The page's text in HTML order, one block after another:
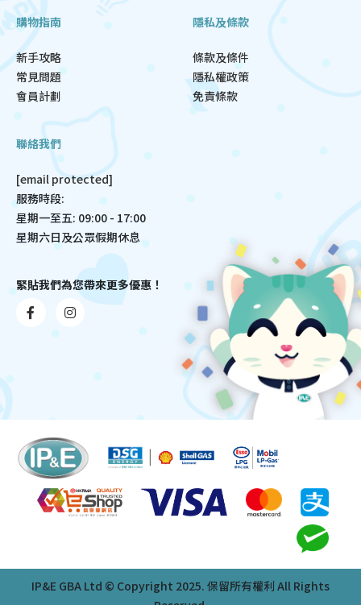
購物指南
新手攻略
常見問題
會員計劃
隱私及條款
條款及條件
隱私權政策
免責條款
聯絡我們
[email protected]
服務時段:
星期一至五: 09:00 - 17:00
星期六日及公眾假期休息
緊貼我們為您帶來更多優惠！
IP&E GBA Ltd © Copyright 2025. 保留所有權利 All Rights